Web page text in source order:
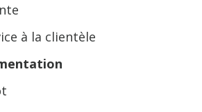
à la clientèle